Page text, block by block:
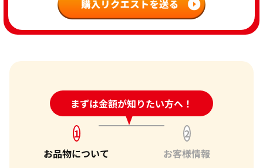
まずは金額が知りたい方へ！
24時間受付中!問い合わせフォーム
1
お品物について
2
お客様情報